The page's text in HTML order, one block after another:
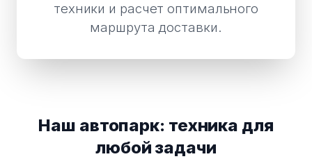
техники и расчет оптимального
маршрута доставки.
Наш автопарк: техника для
любой задачи